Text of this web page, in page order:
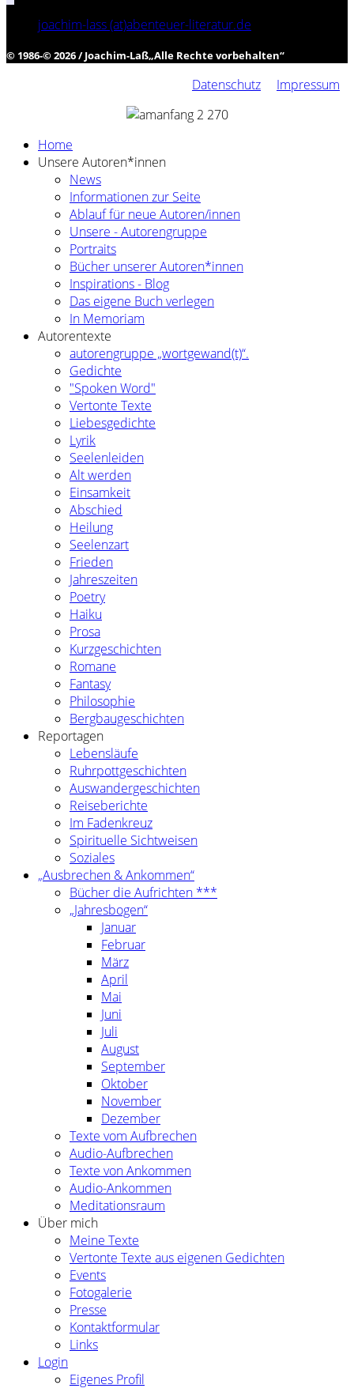
joachim-lass (at)abenteuer-literatur.de
© 1986-© 2026 / Joachim-Laß„Alle Rechte vorbehalten“
Datenschutz Impressum
Home
Unsere Autoren*innen
News
Informationen zur Seite
Ablauf für neue Autoren/innen
Unsere - Autorengruppe
Portraits
Bücher unserer Autoren*innen
Inspirations - Blog
Das eigene Buch verlegen
In Memoriam
Autorentexte
autorengruppe „wortgewand(t)“.
Gedichte
"Spoken Word"
Vertonte Texte
Liebesgedichte
Lyrik
Seelenleiden
Alt werden
Einsamkeit
Abschied
Heilung
Seelenzart
Frieden
Jahreszeiten
Poetry
Haiku
Prosa
Kurzgeschichten
Romane
Fantasy
Philosophie
Bergbaugeschichten
Reportagen
Lebensläufe
Ruhrpottgeschichten
Auswandergeschichten
Reiseberichte
Im Fadenkreuz
Spirituelle Sichtweisen
Soziales
„Ausbrechen & Ankommen“
Bücher die Aufrichten ***
„Jahresbogen“
Januar
Februar
März
April
Mai
Juni
Juli
August
September
Oktober
November
Dezember
Texte vom Aufbrechen
Audio-Aufbrechen
Texte von Ankommen
Audio-Ankommen
Meditationsraum
Über mich
Meine Texte
Vertonte Texte aus eigenen Gedichten
Events
Fotogalerie
Presse
Kontaktformular
Links
Login
Eigenes Profil